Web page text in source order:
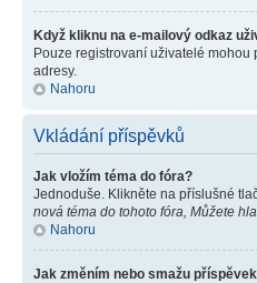
Když kliknu na e-mailový odkaz
Pouze registrovaní uživatelé
adresy.
Nahoru
Vkládání příspěvků
Jak vložím téma do fóra?
Jednoduše. Klikněte na příslušné
nová téma do tohoto fóra, Můžete
Nahoru
Jak změním nebo smažu